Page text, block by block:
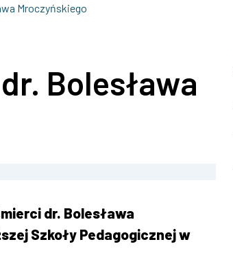
Mroczyńskiego
Bolesława
dr. Bolesława
Szkoły Pedagogicznej w